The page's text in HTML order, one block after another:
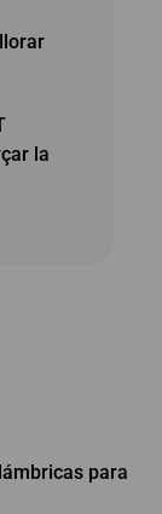
la
para